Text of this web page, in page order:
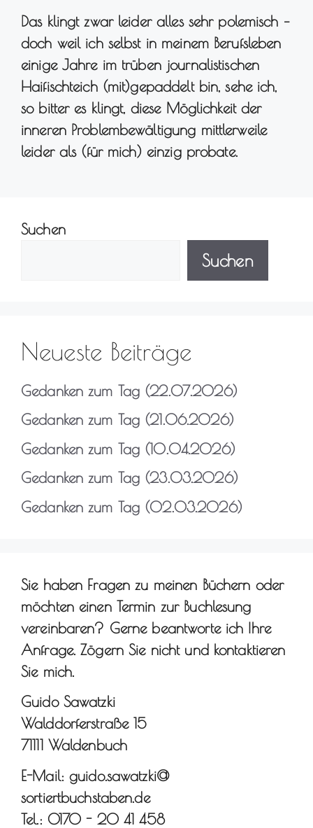
Das klingt zwar leider alles sehr polemisch –
doch weil ich selbst in meinem Berufsleben
einige Jahre im trüben journalistischen
Haifischteich (mit)gepaddelt bin, sehe ich,
so bitter es klingt, diese Möglichkeit der
inneren Problembewältigung mittlerweile
leider als (für mich) einzig probate.
Suchen
Suchen
Neueste Beiträge
Gedanken zum Tag (22.07.2026)
Gedanken zum Tag (21.06.2026)
Gedanken zum Tag (10.04.2026)
Gedanken zum Tag (23.03.2026)
Gedanken zum Tag (02.03.2026)
Sie haben Fragen zu meinen Büchern oder
möchten einen Termin zur Buchlesung
vereinbaren? Gerne beantworte ich Ihre
Anfrage. Zögern Sie nicht und kontaktieren
Sie mich.
Guido Sawatzki
Walddorferstraße 15
71111 Waldenbuch
E-Mail: guido.sawatzki@
sortiertbuchstaben.de
Tel.: 0170 - 20 41 458